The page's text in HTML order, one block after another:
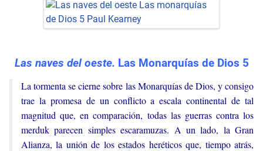
Las naves del oeste. Las Monarquías de Dios 5
La tormenta se cierne sobre las Monarquías de Dios, y consigo
trae la promesa de un conflicto a escala continental de tal
magnitud que, en comparación, todas las guerras contra los
merduk parecen simples escaramuzas. A un lado, la Gran
Alianza, la unión de los estados heréticos que, tiempo atrás,